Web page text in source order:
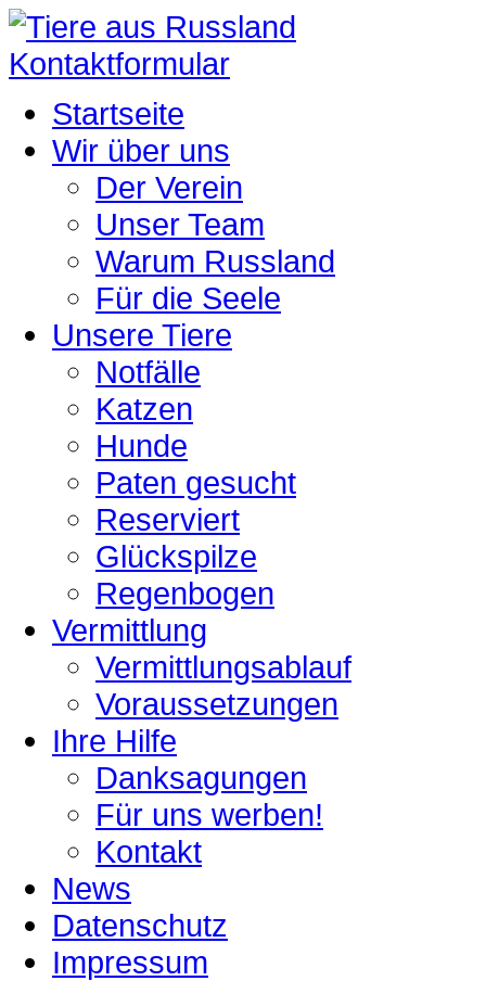
Kontaktformular
Startseite
Wir über uns
Der Verein
Unser Team
Warum Russland
Für die Seele
Unsere Tiere
Notfälle
Katzen
Hunde
Paten gesucht
Reserviert
Glückspilze
Regenbogen
Vermittlung
Vermittlungsablauf
Voraussetzungen
Ihre Hilfe
Danksagungen
Für uns werben!
Kontakt
News
Datenschutz
Impressum